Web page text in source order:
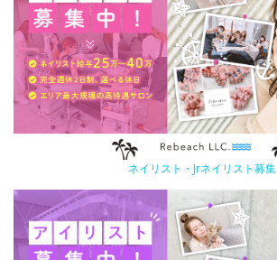
ネイリスト・Jrネイリスト募集